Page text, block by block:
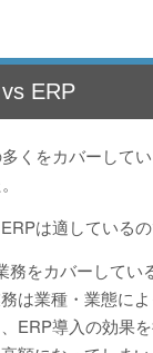
ERP
くをカバーして
は適しているの
務をカバーして
は業種・業態に
ERP導入の効果